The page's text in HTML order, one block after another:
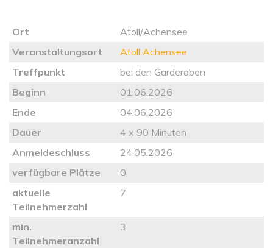
Ort
Atoll/Achensee
Veranstaltungsort
Atoll Achensee
Treffpunkt
bei den Garderoben
Beginn
01.06.2026
Ende
04.06.2026
Dauer
4 x 90 Minuten
Anmeldeschluss
24.05.2026
verfügbare Plätze
0
aktuelle
Teilnehmerzahl
7
min.
Teilnehmeranzahl
3